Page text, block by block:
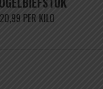
PER KILO